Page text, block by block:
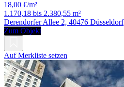
18,00 €/m²
1.170,18 bis 2.380,55 m²
Derendorfer Allee 2, 40476 Düsseldorf
Zum Objekt
Auf Merkliste setzen